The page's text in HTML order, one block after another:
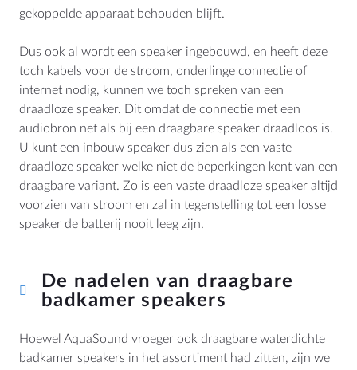
gekoppelde apparaat behouden blijft.
Dus ook al wordt een speaker ingebouwd, en heeft deze
toch kabels voor de stroom, onderlinge connectie of
internet nodig, kunnen we toch spreken van een
draadloze speaker. Dit omdat de connectie met een
audiobron net als bij een draagbare speaker draadloos is.
U kunt een inbouw speaker dus zien als een vaste
draadloze speaker welke niet de beperkingen kent van een
draagbare variant. Zo is een vaste draadloze speaker altijd
voorzien van stroom en zal in tegenstelling tot een losse
speaker de batterij nooit leeg zijn.
De nadelen van draagbare
badkamer speakers
Hoewel AquaSound vroeger ook draagbare waterdichte
badkamer speakers in het assortiment had zitten, zijn we
CONTACT
AquaSound
Nederland
BTW: NL807514755B01
+31 (0)40 253 4205
Nederland
België
Deutschland